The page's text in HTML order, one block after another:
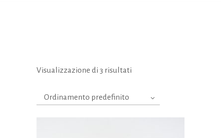
Visualizzazione di 3 risultati
Ordinamento predefinito